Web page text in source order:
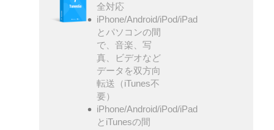
全対応
iPhone/Android/iPod/iPad
とパソコンの間
で、音楽、写
真、ビデオなど
データを双方向
転送（iTunes不
要）
iPhone/Android/iPod/iPad
とiTunesの間